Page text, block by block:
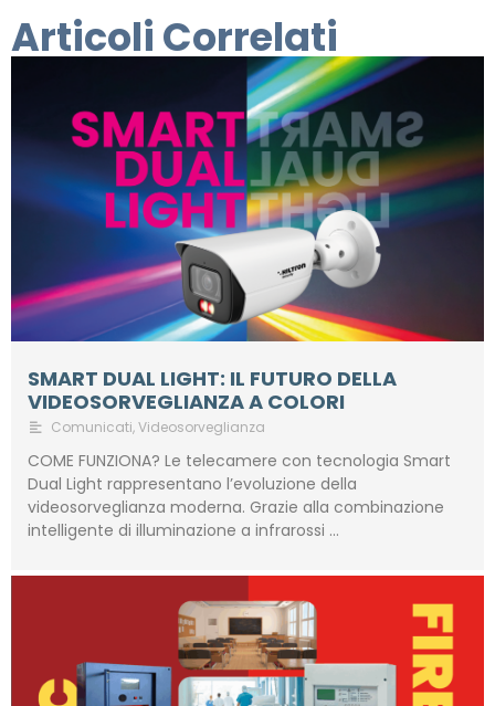
Articoli Correlati
SMART DUAL LIGHT: IL FUTURO DELLA
VIDEOSORVEGLIANZA A COLORI
Comunicati,Videosorveglianza
COME FUNZIONA? Le telecamere con tecnologia Smart
Dual Light rappresentano l’evoluzione della
videosorveglianza moderna. Grazie alla combinazione
intelligente di illuminazione a infrarossi …